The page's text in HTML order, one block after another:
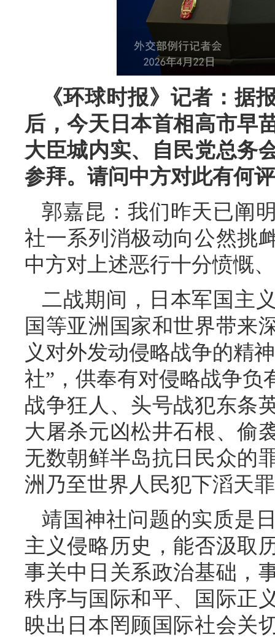
《环球时报》记者：据
后，今天日本首相高市早
大臣城内实、自民党总务
参拜。请问中方对此有何
郭嘉昆：我们昨天已阐
社一系列消极动向公然挑
中方对上述恶行十分愤慨
二战期间，日本军国主
国等亚洲国家和世界带来
义对外发动侵略战争的精
社”，供奉有对侵略战争负
战争狂人、头号战犯东条
大屠杀元凶松井石根、偷
无数朝鲜半岛抗日民众的
洲乃至世界人民犯下滔天
靖国神社问题的实质是
主义侵略历史，能否汲取
事关中日关系政治基础，
秩序与国际和平、国际正
映出日本罔顾国际社会关